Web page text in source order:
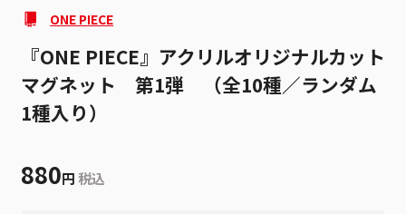
ONE PIECE
『ONE PIECE』アクリルオリジナルカット
マグネット 第1弾 （全10種／ランダム
1種入り）
880円 税込